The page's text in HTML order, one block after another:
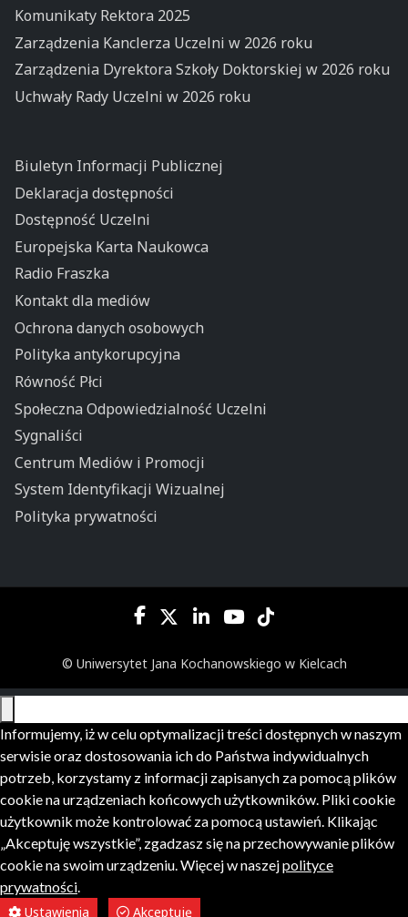
Komunikaty Rektora 2025
Zarządzenia Kanclerza Uczelni w 2026 roku
Zarządzenia Dyrektora Szkoły Doktorskiej w 2026 roku
Uchwały Rady Uczelni w 2026 roku
Biuletyn Informacji Publicznej
Deklaracja dostępności
Dostępność Uczelni
Europejska Karta Naukowca
Radio Fraszka
Kontakt dla mediów
Ochrona danych osobowych
Polityka antykorupcyjna
Równość Płci
Społeczna Odpowiedzialność Uczelni
Sygnaliści
Centrum Mediów i Promocji
System Identyfikacji Wizualnej
Polityka prywatności
© Uniwersytet Jana Kochanowskiego w Kielcach
Informujemy, iż w celu optymalizacji treści dostępnych w naszym
serwisie oraz dostosowania ich do Państwa indywidualnych
potrzeb, korzystamy z informacji zapisanych za pomocą plików
cookie na urządzeniach końcowych użytkowników. Pliki cookie
użytkownik może kontrolować za pomocą ustawień. Klikając
„Akceptuję wszystkie”, zgadzasz się na przechowywanie plików
cookie na swoim urządzeniu. Więcej w naszejpolityce
prywatności.
Ustawienia
Akceptuję